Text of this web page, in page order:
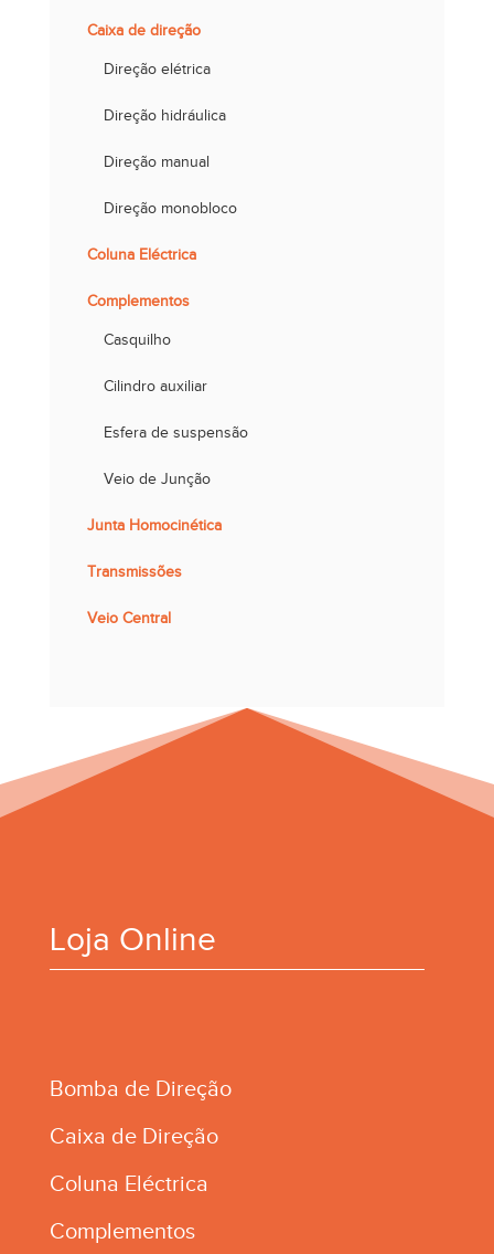
Caixa de direção
Direção elétrica
Direção hidráulica
Direção manual
Direção monobloco
Coluna Eléctrica
Complementos
Casquilho
Cilindro auxiliar
Esfera de suspensão
Veio de Junção
Junta Homocinética
Transmissões
Veio Central
Loja Online
Bomba de Direção
Caixa de Direção
Coluna Eléctrica
Complementos